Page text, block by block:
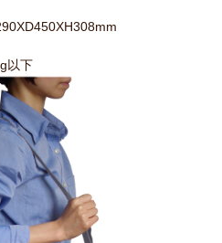
以下